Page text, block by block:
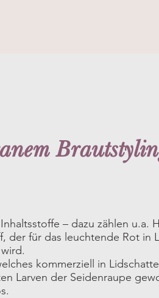
– dazu zählen u.a.
der für das leuchtende Rot in
kommerziell in
Larven der Seidenraupe